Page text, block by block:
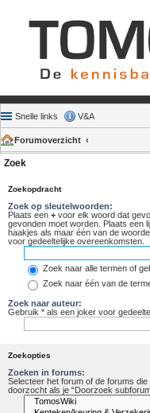
Snelle links V&A
Forumoverzicht
Zoek
Zoekopdracht
Zoek op sleutelwoorden:
Plaats een + voor elk woord dat
gevonden moet worden. Plaats een
haakjes als maar één van de
voor gedeeltelijke overeenkomsten.
Zoek naar alle termen of
Zoek naar één van de
Zoek naar auteur:
Gebruik * als een joker voor
Zoekopties
Zoeken in forums:
Selecteer het forum of de forums
doorzocht als je “Doorzoek